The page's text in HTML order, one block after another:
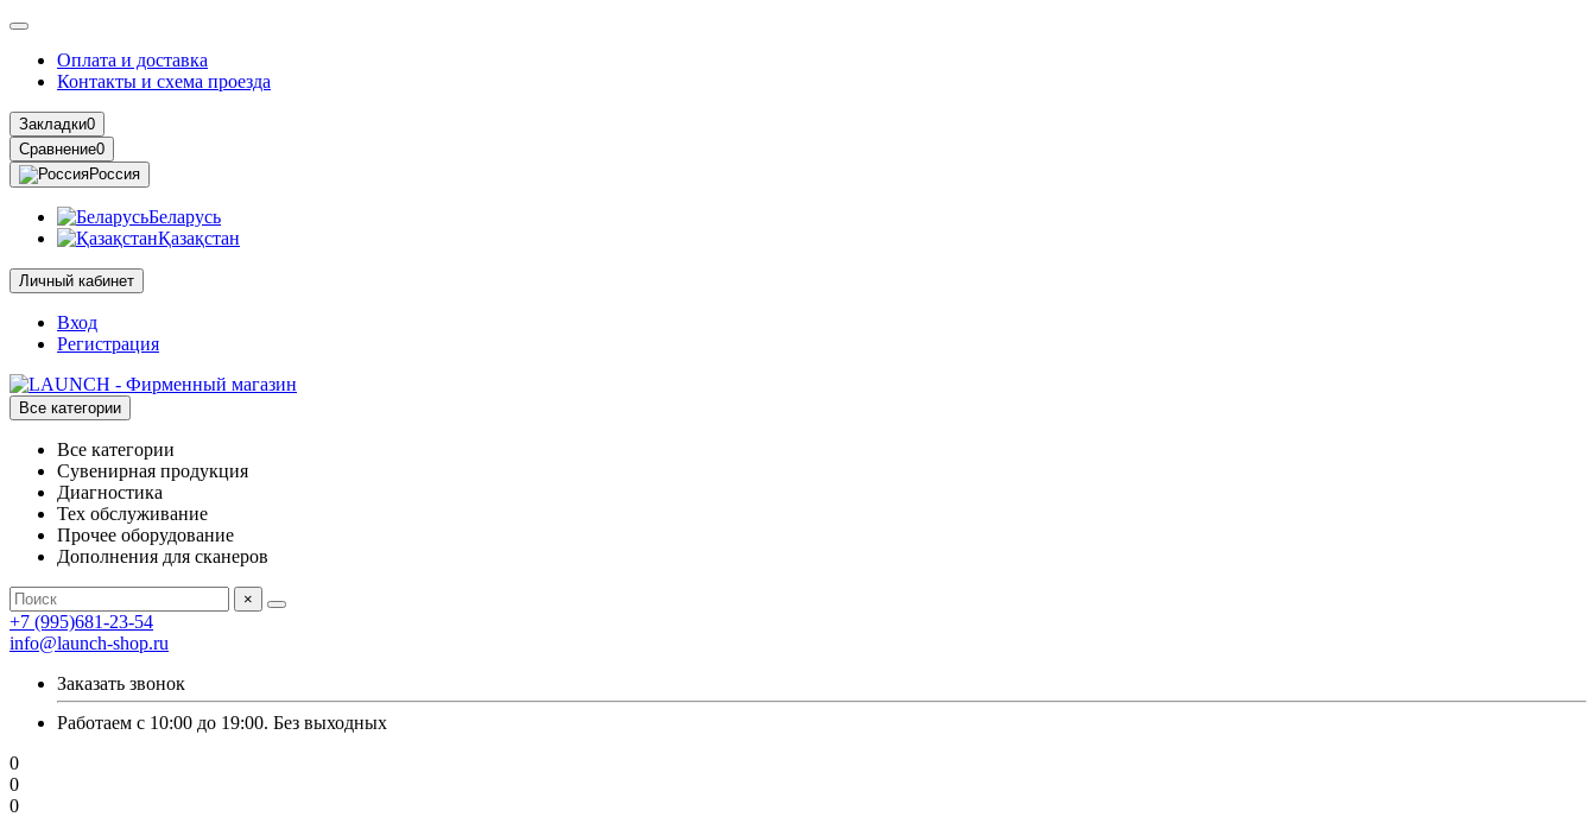
Оплата и доставка
Контакты и схема проезда
Закладки0
Сравнение0
Россия
Беларусь
Қазақстан
Личный кабинет
Вход
Регистрация
Все категории
Все категории
Сувенирная продукция
Диагностика
Тех обслуживание
Прочее оборудование
Дополнения для сканеров
×
+7 (995)681-23-54
info@launch-shop.ru
Заказать звонок
Работаем с 10:00 до 19:00. Без выходных
0
0
0